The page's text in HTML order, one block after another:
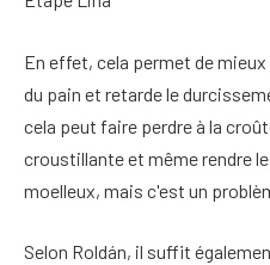
En effet, cela permet de
du pain et retarde le
cela peut faire perdre à la
croustillante et même rendre
moelleux, mais c'est un
Selon Roldán, il suffit